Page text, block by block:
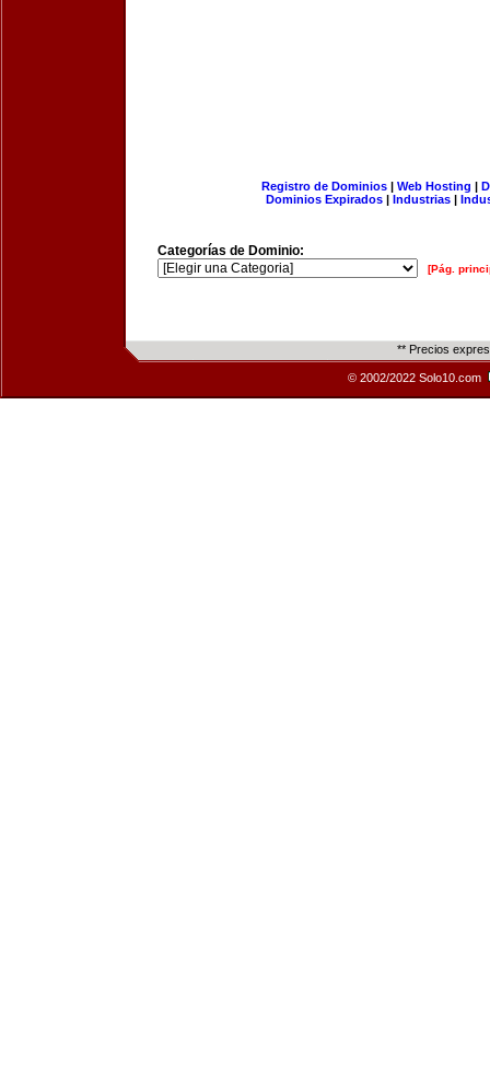
Registro de Dominios| Web Hosting |
Dominios Expirados | Industrias |
Categorías de Dominio:
[Pág.
** Precios
© 2002/2022 Solo10.com